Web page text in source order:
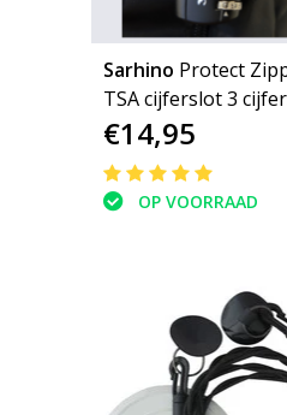
Sarhino Protect
TSA cijferslot 3
zwart
€14,95
OP VOORRAAD